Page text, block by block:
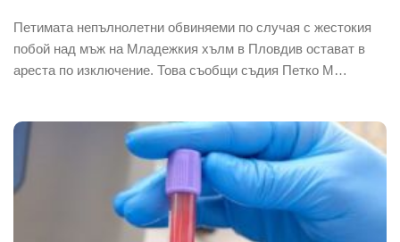
Петимата непълнолетни обвиняеми по случая с жестокия
побой над мъж на Младежкия хълм в Пловдив остават в
ареста по изключение. Това съобщи съдия Петко М…